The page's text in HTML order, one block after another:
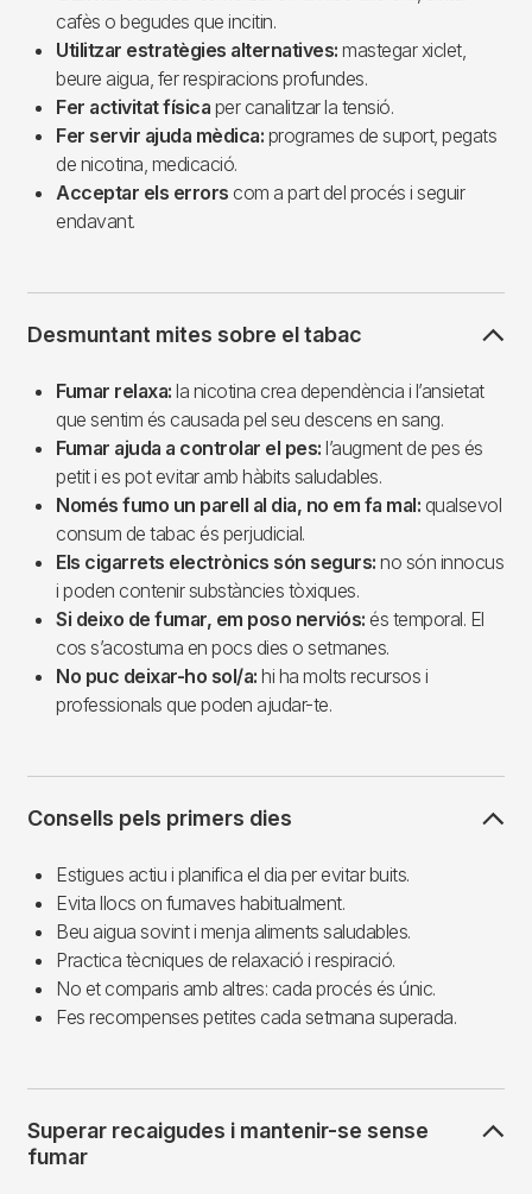
cafès o begudes que incitin.
Utilitzar estratègies alternatives: mastegar xiclet,
beure aigua, fer respiracions profundes.
Fer activitat física per canalitzar la tensió.
Fer servir ajuda mèdica: programes de suport, pegats
de nicotina, medicació.
Acceptar els errors com a part del procés i seguir
endavant.
Desmuntant mites sobre el tabac
Fumar relaxa: la nicotina crea dependència i l’ansietat
que sentim és causada pel seu descens en sang.
Fumar ajuda a controlar el pes: l’augment de pes és
petit i es pot evitar amb hàbits saludables.
Només fumo un parell al dia, no em fa mal: qualsevol
consum de tabac és perjudicial.
Els cigarrets electrònics són segurs: no són innocus
i poden contenir substàncies tòxiques.
Si deixo de fumar, em poso nerviós: és temporal. El
cos s’acostuma en pocs dies o setmanes.
No puc deixar-ho sol/a: hi ha molts recursos i
professionals que poden ajudar-te.
Consells pels primers dies
Estigues actiu i planifica el dia per evitar buits.
Evita llocs on fumaves habitualment.
Beu aigua sovint i menja aliments saludables.
Practica tècniques de relaxació i respiració.
No et comparis amb altres: cada procés és únic.
Fes recompenses petites cada setmana superada.
Superar recaigudes i mantenir-se sense
fumar